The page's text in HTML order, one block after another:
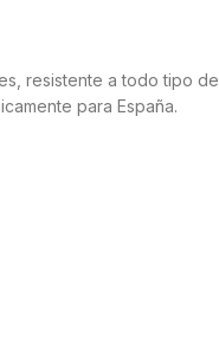
resistente a todo tipo de
para España.